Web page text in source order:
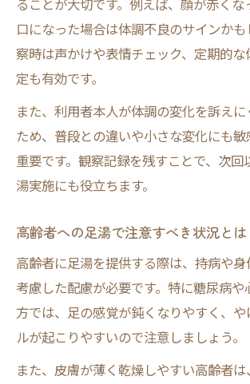
ることが大切です。例えば、顔が赤くな
口になった場合は体調不良のサインか
察時は声かけや表情チェック、定期的
定も有効です。
また、利用者本人が体調の変化を訴え
ため、普段との違いや小さな変化にも
重要です。観察記録を残すことで、次回
湯実施にも役立ちます。
高齢者への足湯で注意すべき状況とは
高齢者に足湯を提供する際は、持病や
考慮した配慮が必要です。特に糖尿病や
方では、足の感覚が鈍くなりやすく、
ルが起こりやすいので注意しましょう。
また、皮膚が薄く乾燥しやすい高齢者